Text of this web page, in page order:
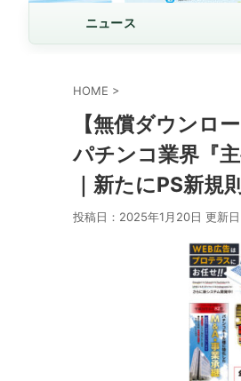
ニュース
HOME >
【無償ダウンロー
パチンコ業界『
｜新たにPS新
投稿日：2025年1月20日 更新日